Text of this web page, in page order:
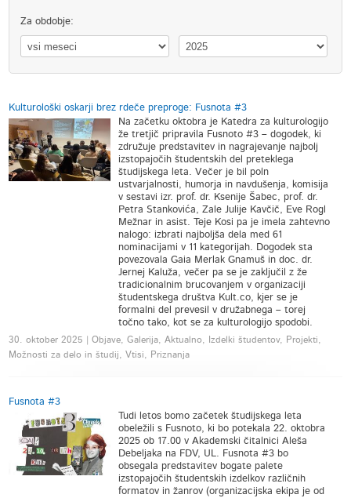
Za obdobje:
Kulturološki oskarji brez rdeče preproge: Fusnota #3
Na začetku oktobra je Katedra za kulturologijo
že tretjič pripravila Fusnoto #3 – dogodek, ki
združuje predstavitev in nagrajevanje najbolj
izstopajočih študentskih del preteklega
študijskega leta. Večer je bil poln
ustvarjalnosti, humorja in navdušenja, komisija
v sestavi izr. prof. dr. Ksenije Šabec, prof. dr.
Petra Stankovića, Zale Julije Kavčič, Eve Rogl
Mežnar in asist. Teje Kosi pa je imela zahtevno
nalogo: izbrati najboljša dela med 61
nominacijami v 11 kategorijah. Dogodek sta
povezovala Gaia Merlak Gnamuš in doc. dr.
Jernej Kaluža, večer pa se je zaključil z že
tradicionalnim brucovanjem v organizaciji
študentskega društva Kult.co, kjer se je
formalni del prevesil v družabnega – torej
točno tako, kot se za kulturologijo spodobi.
30. oktober 2025 | Objave, Galerija, Aktualno, Izdelki študentov, Projekti,
Možnosti za delo in študij, Vtisi, Priznanja
Fusnota #3
Tudi letos bomo začetek študijskega leta
obeležili s Fusnoto, ki bo potekala 22. oktobra
2025 ob 17.00 v Akademski čitalnici Aleša
Debeljaka na FDV, UL. Fusnota #3 bo
obsegala predstavitev bogate palete
izstopajočih študentskih izdelkov različnih
formatov in žanrov (organizacijska ekipa je od